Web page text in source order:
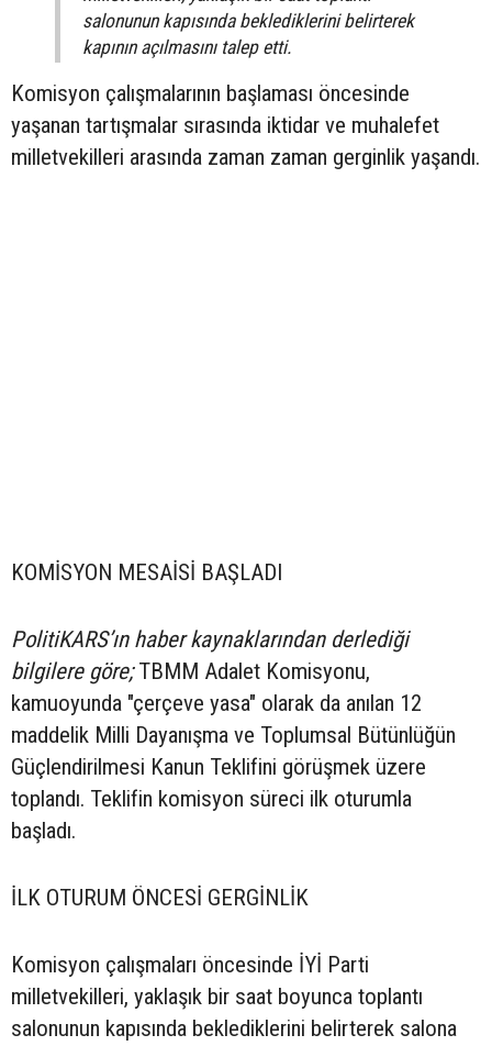
salonunun kapısında beklediklerini belirterek
kapının açılmasını talep etti.
Komisyon çalışmalarının başlaması öncesinde
yaşanan tartışmalar sırasında iktidar ve muhalefet
milletvekilleri arasında zaman zaman gerginlik yaşandı.
KOMİSYON MESAİSİ BAŞLADI
PolitiKARS’ın haber kaynaklarından derlediği
bilgilere göre;TBMM Adalet Komisyonu,
kamuoyunda "çerçeve yasa" olarak da anılan 12
maddelik Milli Dayanışma ve Toplumsal Bütünlüğün
Güçlendirilmesi Kanun Teklifini görüşmek üzere
toplandı. Teklifin komisyon süreci ilk oturumla
başladı.
İLK OTURUM ÖNCESİ GERGİNLİK
Komisyon çalışmaları öncesinde İYİ Parti
milletvekilleri, yaklaşık bir saat boyunca toplantı
salonunun kapısında beklediklerini belirterek salona